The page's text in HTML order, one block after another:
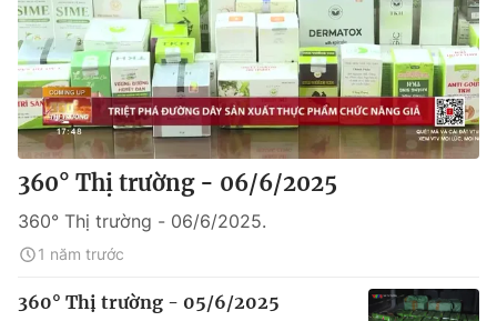
360° Thị trường - 06/6/2025
360° Thị trường - 06/6/2025.
1 năm trước
360° Thị trường - 05/6/2025